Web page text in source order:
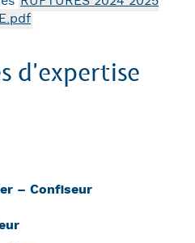
d’expertise
– Confiseur